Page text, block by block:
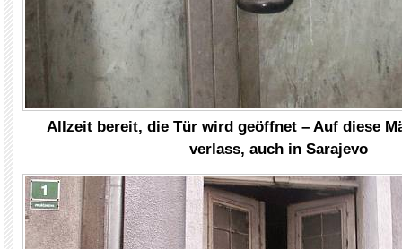
Allzeit bereit, die Tür wird geöffnet – Auf diese
verlass, auch in Sarajevo